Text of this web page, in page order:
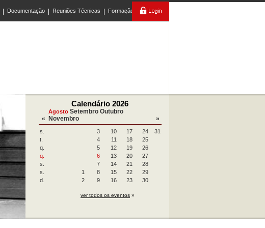
Documentação Reuniões Técnicas Formação
Calendário 2026
«
Agosto Setembro Outubro
Novembro
»
s.
t.
q.
q.
s.
s.
d.
3 10 17 24
31
4
11 18
25
5
12 19
26
6
13 20
27
7
14 21
28
1
8 15 22
29
2
9 16 23 30
ver todos os eventos »